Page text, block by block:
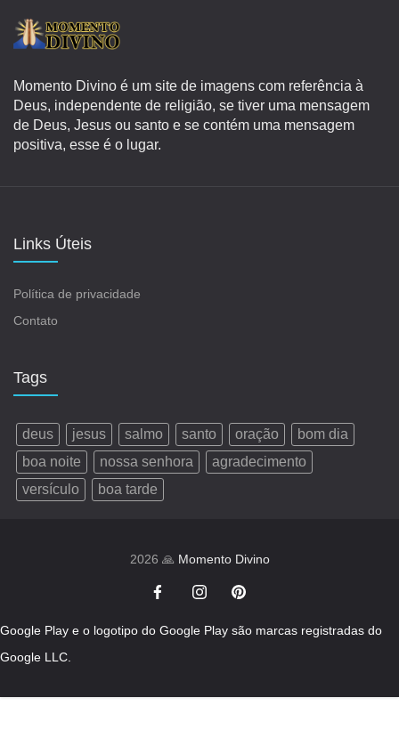
Momento Divino é um site de imagens com referência à
Deus, independente de religião, se tiver uma mensagem
de Deus, Jesus ou santo e se contém uma mensagem
positiva, esse é o lugar.
Links Úteis
Política de privacidade
Contato
Tags
deus jesus salmo santo oração
bom dia
boa noite
nossa senhora
agradecimento
versículo
boa tarde
2026 🙏 Momento Divino
Google Play e o logotipo do Google Play são marcas registradas do
Google LLC.